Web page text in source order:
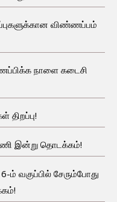
விண்ணப்பம்
நாளை கடைசி
பணி இன்று தொடக்கம்!
ம் வகுப்பில் சேரும்போது